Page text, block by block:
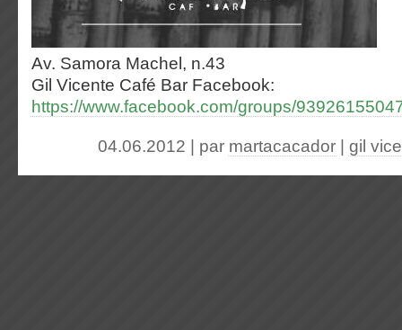
Av. Samora Machel, n.43
Gil Vicente Café Bar Facebook:
https://www.facebook.com/groups/
04.06.2012 | par martacacador gil